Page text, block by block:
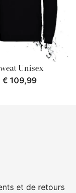
Unisex
€ 109,99
et de retours